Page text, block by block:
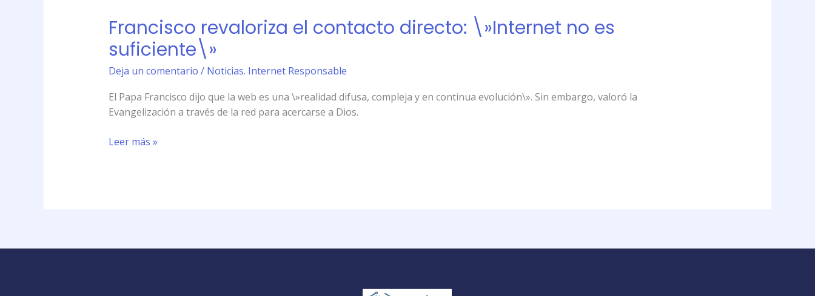
Francisco revaloriza el contacto directo: \»Internet no es
suficiente\»
Deja un comentario / Noticias. Internet Responsable
El Papa Francisco dijo que la web es una \»realidad difusa, compleja y en continua evolución\». Sin embargo, valoró la
Evangelización a través de la red para acercarse a Dios.
el
contacto
directo:
\»Internet
es
suficiente\»
Leer más »